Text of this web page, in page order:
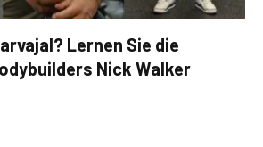
Lernen Sie die
Nick Walker